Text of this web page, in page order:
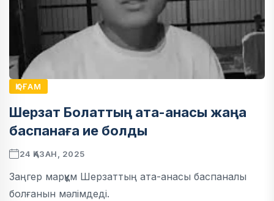
ҚОҒАМ
Шерзат Болаттың ата-анасы жаңа
баспанаға ие болды
24 ҚАЗАН, 2025
Заңгер марқұм Шерзаттың ата-анасы баспаналы
болғанын мәлімдеді.